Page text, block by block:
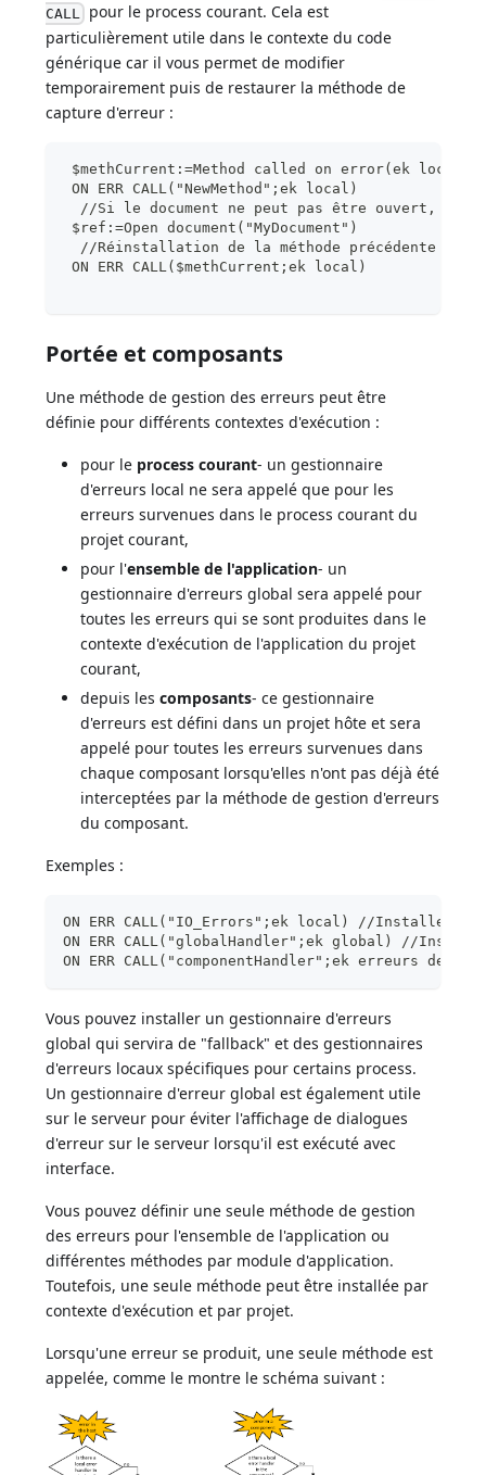
CALL pour le process courant. Cela est
particulièrement utile dans le contexte du code
générique car il vous permet de modifier
temporairement puis de restaurer la méthode de
capture d'erreur :
$methCurrent:=Method called on error(ek local)
ON ERR CALL("NewMethod";ek local)
//Si le document ne peut pas être ouvert, une
$ref:=Open document("MyDocument")
  //Réinstallation de la méthode précédente
ON ERR CALL($methCurrent;ek local)
Portée et composants
Une méthode de gestion des erreurs peut être
définie pour différents contextes d'exécution :
pour le process courant- un gestionnaire
d'erreurs local ne sera appelé que pour les
erreurs survenues dans le process courant du
projet courant,
pour l'ensemble de l'application- un
gestionnaire d'erreurs global sera appelé pour
toutes les erreurs qui se sont produites dans le
contexte d'exécution de l'application du projet
courant,
depuis lescomposants- ce gestionnaire
d'erreurs est défini dans un projet hôte et sera
appelé pour toutes les erreurs survenues dans
chaque composant lorsqu'elles n'ont pas déjà été
interceptées par la méthode de gestion d'erreurs
du composant.
Exemples :
ON ERR CALL("IO_Errors";ek local) //Installe
ON ERR CALL("globalHandler";ek global) //
ON ERR CALL("componentHandler";ek erreurs
Vous pouvez installer un gestionnaire d'erreurs
global qui servira de "fallback" et des gestionnaires
d'erreurs locaux spécifiques pour certains process.
Un gestionnaire d'erreur global est également utile
sur le serveur pour éviter l'affichage de dialogues
d'erreur sur le serveur lorsqu'il est exécuté avec
interface.
Vous pouvez définir une seule méthode de gestion
des erreurs pour l'ensemble de l'application ou
différentes méthodes par module d'application.
Toutefois, une seule méthode peut être installée par
contexte d'exécution et par projet.
Lorsqu'une erreur se produit, une seule méthode est
appelée, comme le montre le schéma suivant :